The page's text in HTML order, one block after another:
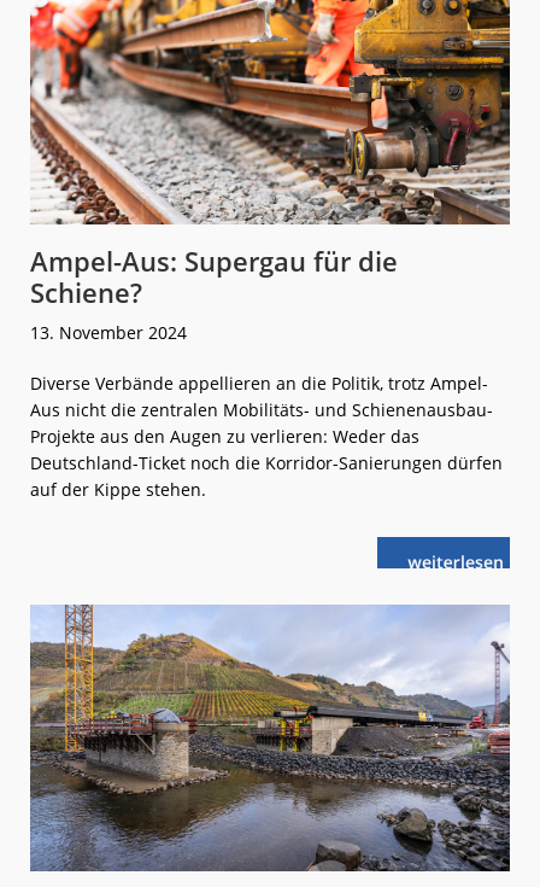
Ampel-Aus: Supergau für die
Schiene?
13. November 2024
Diverse Verbände appellieren an die Politik, trotz Ampel-
Aus nicht die zentralen Mobilitäts- und Schienenausbau-
Projekte aus den Augen zu verlieren: Weder das
Deutschland-Ticket noch die Korridor-Sanierungen dürfen
auf der Kippe stehen.
weiterlese
nAmpel-
die